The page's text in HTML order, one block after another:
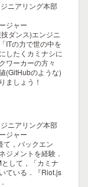
ニアリング本部
ジャー
ダンス)エンジニ
ITの力で世の中を
したくカミナシに
ワーカーの方々
(GitHubのような)
ましょう！
ニアリング本部
ジャー
て，バックエン
ジメントを経験．
して，「カミナ
ている．『Riot.js